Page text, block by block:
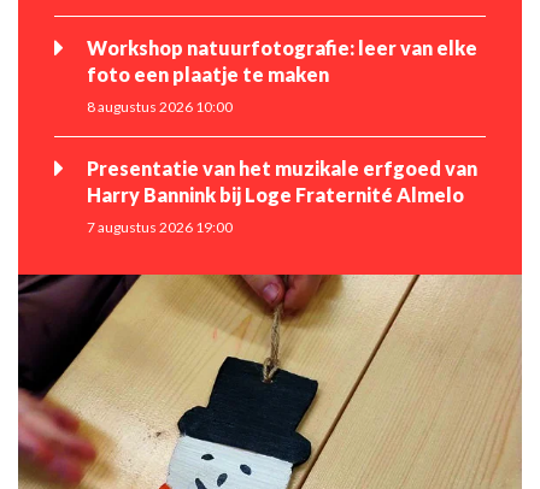
Workshop natuurfotografie: leer van elke
foto een plaatje te maken
8 augustus 2026 10:00
Presentatie van het muzikale erfgoed van
Harry Bannink bij Loge Fraternité Almelo
7 augustus 2026 19:00